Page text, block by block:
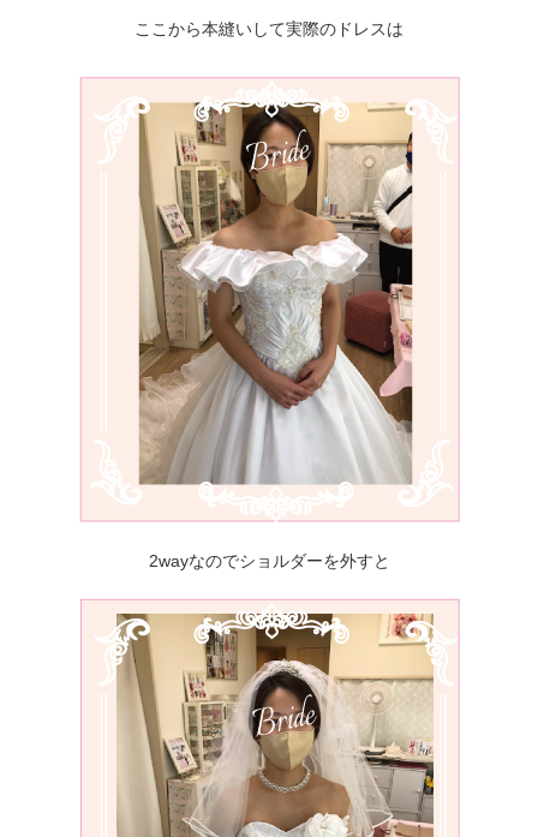
ここから本縫いして実際のドレスは
2wayなのでショルダーを外すと